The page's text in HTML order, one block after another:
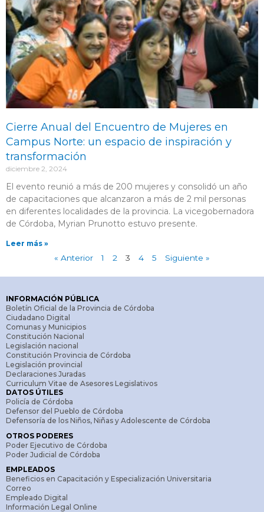
Cierre Anual del Encuentro de Mujeres en
Campus Norte: un espacio de inspiración y
transformación
diciembre 2, 2024
El evento reunió a más de 200 mujeres y consolidó un año
de capacitaciones que alcanzaron a más de 2 mil personas
en diferentes localidades de la provincia. La vicegobernadora
de Córdoba, Myrian Prunotto estuvo presente.
Leer más »
« Anterior 1 2 3 4 5 Siguiente »
INFORMACIÓN PÚBLICA
Boletín Oficial de la Provincia de Córdoba
Ciudadano Digital
Comunas y Municipios
Constitución Nacional
Legislación nacional
Constitución Provincia de Córdoba
Legislación provincial
Declaraciones Juradas
Curriculum Vitae de Asesores Legislativos
DATOS ÚTILES
Policía de Córdoba
Defensor del Pueblo de Córdoba
Defensoría de los Niños, Niñas y Adolescente de Córdoba
OTROS PODERES
Poder Ejecutivo de Córdoba
Poder Judicial de Córdoba
EMPLEADOS
Beneficios en Capacitación y Especialización Universitaria
Correo
Empleado Digital
Información Legal Online